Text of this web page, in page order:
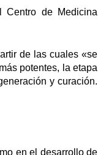
de Medicina
de las cuales «se
potentes, la etapa
y curación.
en el desarrollo de